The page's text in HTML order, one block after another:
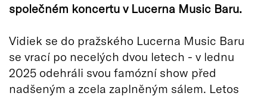
společném koncertu v Lucerna Music Baru.
Vidiek se do pražského Lucerna Music Baru
se vrací po necelých dvou letech - v lednu
2025 odehráli svou famózní show před
nadšeným a zcela zaplněným sálem. Letos